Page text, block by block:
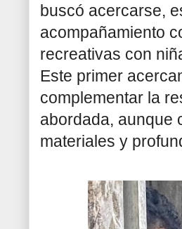
buscó acercarse,
acompañamiento
recreativas con
Este primer
complementar la
abordada, aunque
materiales y